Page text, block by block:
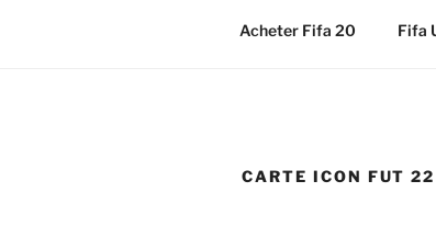
Acheter Fifa 20 Fifa
CARTE ICON FUT